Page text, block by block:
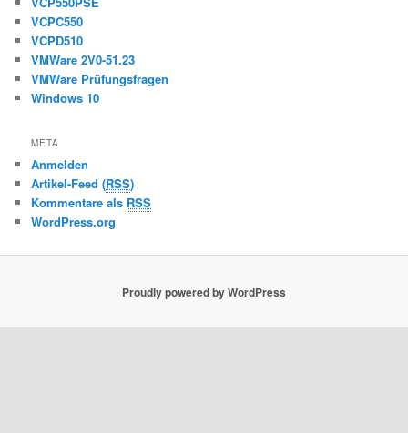
VCPC550
VCPD510
VMWare 2V0-51.23
VMWare Prüfungsfragen
Windows 10
META
Anmelden
Artikel-Feed (RSS)
Kommentare als RSS
WordPress.org
Proudly powered by WordPress